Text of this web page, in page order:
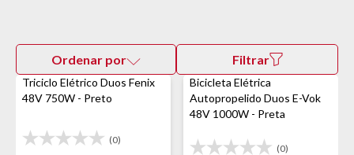
Ordenar por Filtrar
Triciclo Elétrico Duos Fenix
48V 750W - Preto
(0)
Bicicleta Elétrica
Autopropelido Duos E-Vok
48V 1000W - Preta
(0)